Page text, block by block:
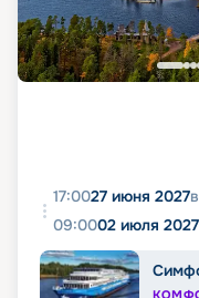
17:0027 июня 2027
09:0002 июля 2027